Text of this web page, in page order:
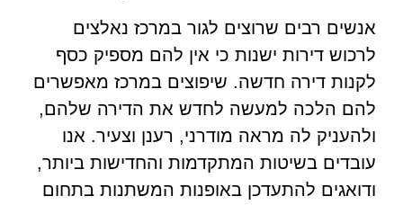
אנשים רבים שרוצים לגור במרכז נאלצים
לרכוש דירות ישנות כי אין להם מספיק כסף
לקנות דירה חדשה. שיפוצים במרכז מאפשרים
להם הלכה למעשה לחדש את הדירה שלהם,
ולהעניק לה מראה מודרני, רענן וצעיר. אנו
עובדים בשיטות המתקדמות והחדישות ביותר,
ודואגים להתעדכן באופנות המשתנות בתחום